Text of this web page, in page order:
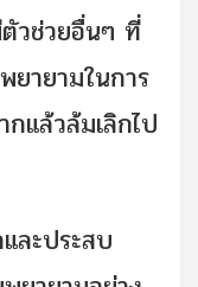
วช่วยอื่นๆ ที่
ยายามในการ
แล้วล้มเลิกไป
ละประสบ